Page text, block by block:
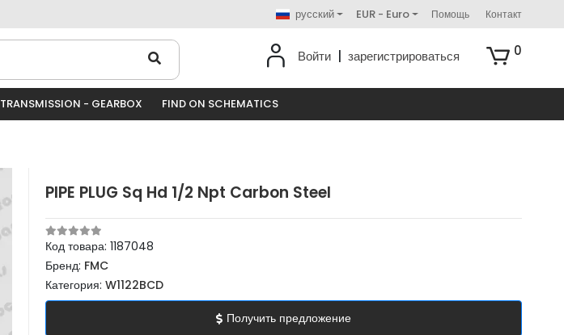
русский EUR - Euro Помощь Контакт
Войти зарегистрироваться 0
TRANSMISSION - GEARBOX FIND ON SCHEMATICS
PIPE PLUG Sq Hd 1/2 Npt Carbon Steel
Код товара: 1187048
Бренд: FMC
Категория: W1122BCD
Получить предложение